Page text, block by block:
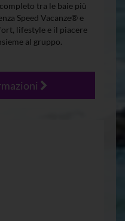
tra le baie più
Speed Vacanze® e
lifestyle e il piacere
al gruppo.